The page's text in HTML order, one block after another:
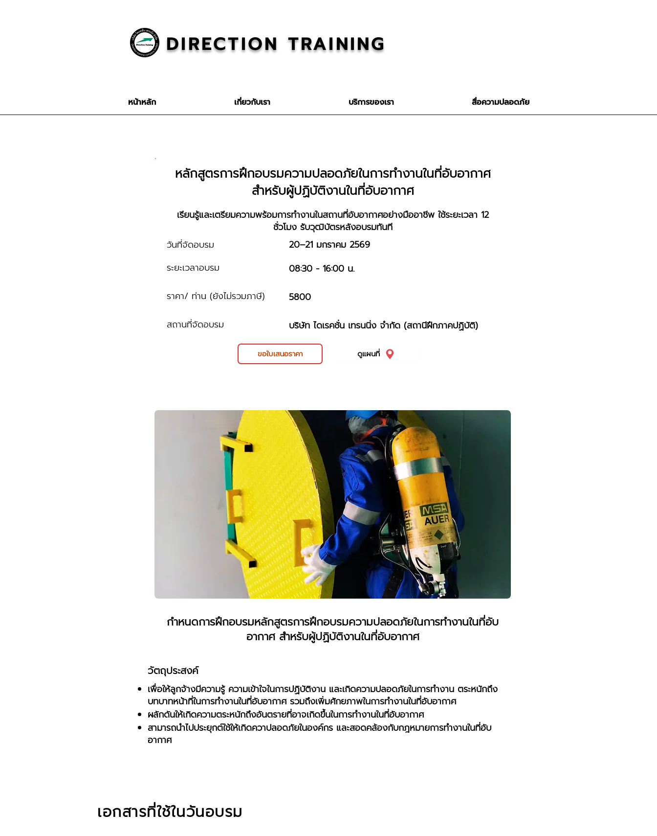
DIRECTION TRAINING
หน้าหลัก เกี่ยวกับเรา บริการของเรา สื่อความปลอดภัย
หลักสูตรการฝึกอบรมความปลอดภัยในการทำงานในที่อับอากาศ
สำหรับผู้ปฏิบัติงานในที่อับอากาศ
เรียนรู้และเตรียมความพร้อมการทำงานในสถานที่อับอากาศอย่างมืออาชีพ ใช้ระยะเวลา 12
ชั่วโมง รับวุฒิบัตรหลังอบรมทันที
วันที่จัดอบรม
ระยะเวลาอบรม
20–21 มกราคม 2569
08:30 - 16:00 น.
ราคา/ ท่าน (ยังไม่รวมภาษี)
5800
สถานที่จัดอบรม
บริษัท ไดเรคชั่น เทรนนิ่ง จำกัด (สถานีฝึกภาคปฏิบัติ)
ขอใบเสนอราคา ดูแผนที่
กำหนดการฝึกอบรมหลักสูตรการฝึกอบรมความปลอดภัยในการทำงานในที่อับ
อากาศ สำหรับผู้ปฏิบัติงานในที่อับอากาศ
วัตถุประสงค์
เพื่อให้ลูกจ้างมีความรู้ ความเข้าใจในการปฏิบัติงาน และเกิดความปลอดภัยในการทำงาน ตระหนักถึง
บทบาทหน้าที่ในการทำงานในที่อับอากาศ รวมถึงเพิ่มศักยภาพในการทำงานในที่อับอากาศ
ผลักดันให้เกิดความตระหนักถึงอันตรายที่อาจเกิดขึ้นในการทำงานในที่อับอากาศ
สามารถนำไปประยุกต์ใช้ให้เกิดควาปลอดภัยในองค์กร และสอดคล้องกับกฎหมายการทำงานในที่อับ
อากาศ
เอกสารที่ใช้ในวันอบรม